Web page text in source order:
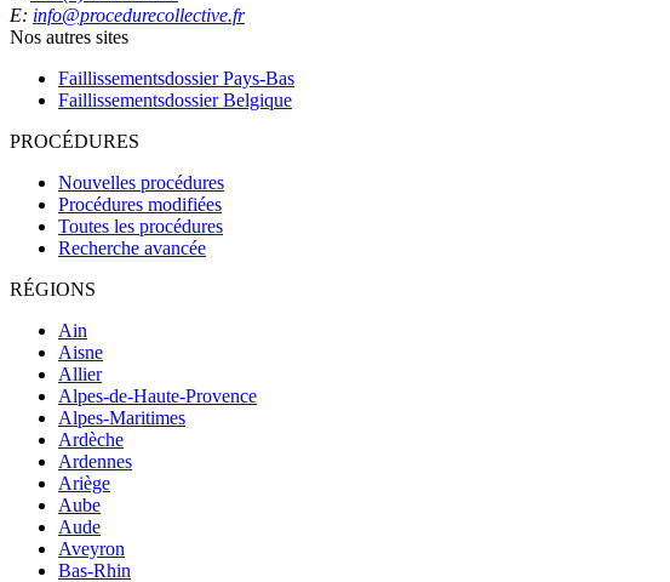
E: info@procedurecollective.fr
Nos autres sites
Faillissementsdossier Pays-Bas
Faillissementsdossier Belgique
PROCÉDURES
Nouvelles procédures
Procédures modifiées
Toutes les procédures
Recherche avancée
RÉGIONS
Ain
Aisne
Allier
Alpes-de-Haute-Provence
Alpes-Maritimes
Ardèche
Ardennes
Ariège
Aube
Aude
Aveyron
Bas-Rhin